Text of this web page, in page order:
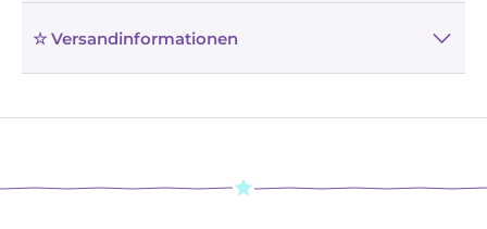
☆ Versandinformationen